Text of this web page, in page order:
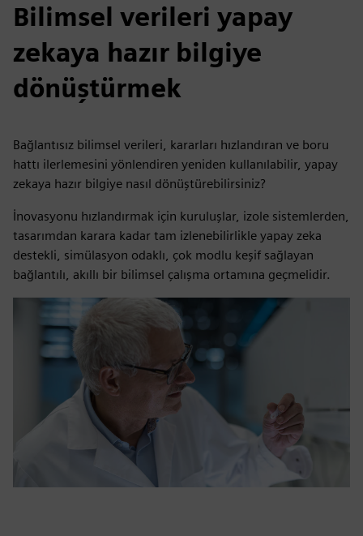
Bilimsel verileri yapay
zekaya hazır bilgiye
dönüştürmek
Bağlantısız bilimsel verileri, kararları hızlandıran ve boru
hattı ilerlemesini yönlendiren yeniden kullanılabilir, yapay
zekaya hazır bilgiye nasıl dönüştürebilirsiniz?
İnovasyonu hızlandırmak için kuruluşlar, izole sistemlerden,
tasarımdan karara kadar tam izlenebilirlikle yapay zeka
destekli, simülasyon odaklı, çok modlu keşif sağlayan
bağlantılı, akıllı bir bilimsel çalışma ortamına geçmelidir.